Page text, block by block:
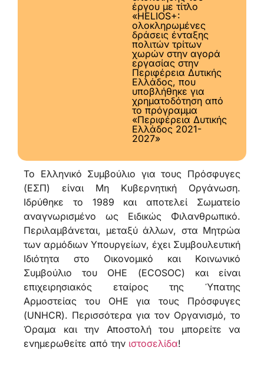
έργου με τίτλο
«HELIOS+:
ολοκληρωμένες
δράσεις ένταξης
πολιτών τρίτων
χωρών στην αγορά
εργασίας στην
Περιφέρεια Δυτικής
Ελλάδος, που
υποβλήθηκε για
χρηματοδότηση από
το πρόγραμμα
«Περιφέρεια Δυτικής
Ελλάδος 2021-
2027»
Το Ελληνικό Συμβούλιο για τους Πρόσφυγες
(ΕΣΠ) είναι Μη Κυβερνητική Οργάνωση.
Ιδρύθηκε το 1989 και αποτελεί Σωματείο
αναγνωρισμένο ως Ειδικώς Φιλανθρωπικό.
Περιλαμβάνεται, μεταξύ άλλων, στα Μητρώα
των αρμόδιων Υπουργείων, έχει Συμβουλευτική
Ιδιότητα στο Οικονομικό και Κοινωνικό
Συμβούλιο του ΟΗΕ (ECOSOC) και είναι
επιχειρησιακός εταίρος της Ύπατης
Αρμοστείας του ΟΗΕ για τους Πρόσφυγες
(UNHCR). Περισσότερα για τον Οργανισμό, το
Όραμα και την Αποστολή του μπορείτε να
ενημερωθείτε από την ιστοσελίδα!